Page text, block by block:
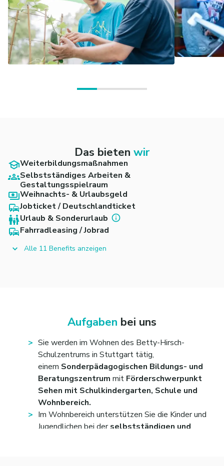
Das bieten wir
Weiterbildungsmaßnahmen
Selbstständiges Arbeiten &
Gestaltungsspielraum
Weihnachts- & Urlaubsgeld
Jobticket / Deutschlandticket
Urlaub & Sonderurlaub
Fahrradleasing / Jobrad
Alle 11 Benefits anzeigen
Aufgaben bei uns
Sie werden im Wohnen des Betty-Hirsch-
Schulzentrums in Stuttgart tätig,
einem Sonderpädagogischen Bildungs- und
Beratungszentrum mit Förderschwerpunkt
Sehen mit Schulkindergarten, Schule und
Wohnbereich.
Im Wohnbereich unterstützen Sie die Kinder und
Jugendlichen bei derselbstständigen und